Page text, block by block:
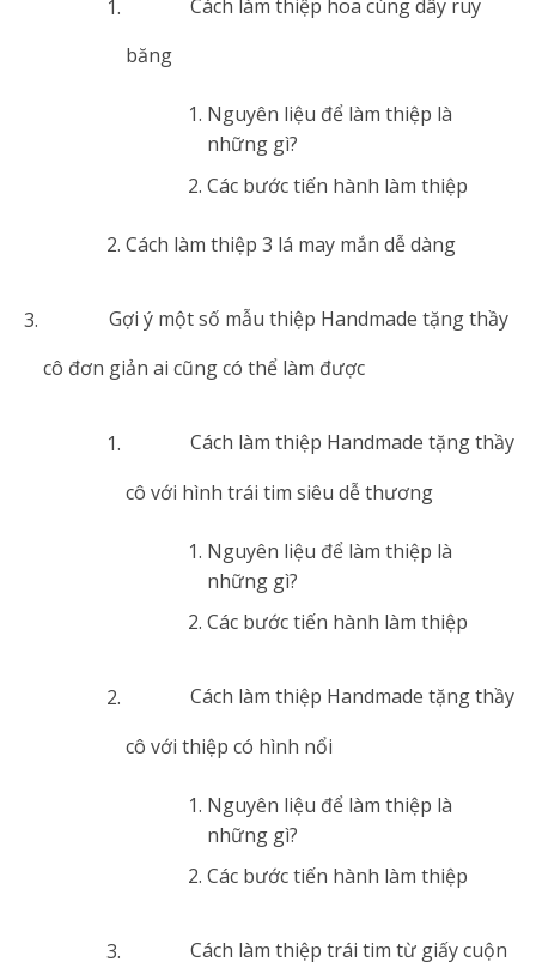
Cách làm thiệp hoa cùng dây ruy
băng
Nguyên liệu để làm thiệp là
những gì?
Các bước tiến hành làm thiệp
Cách làm thiệp 3 lá may mắn dễ dàng
Gợi ý một số mẫu thiệp Handmade tặng thầy
cô đơn giản ai cũng có thể làm được
Cách làm thiệp Handmade tặng thầy
cô với hình trái tim siêu dễ thương
Nguyên liệu để làm thiệp là
những gì?
Các bước tiến hành làm thiệp
Cách làm thiệp Handmade tặng thầy
cô với thiệp có hình nổi
Nguyên liệu để làm thiệp là
những gì?
Các bước tiến hành làm thiệp
Cách làm thiệp trái tim từ giấy cuộn